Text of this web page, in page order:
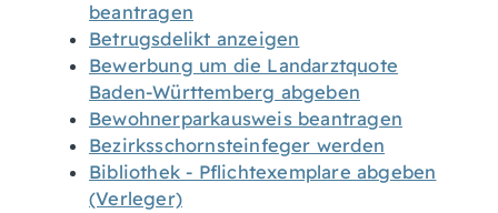
beantragen
Betrugsdelikt anzeigen
Bewerbung um die Landarztquote
Baden-Württemberg abgeben
Bewohnerparkausweis beantragen
Bezirksschornsteinfeger werden
Bibliothek - Pflichtexemplare abgeben
(Verleger)